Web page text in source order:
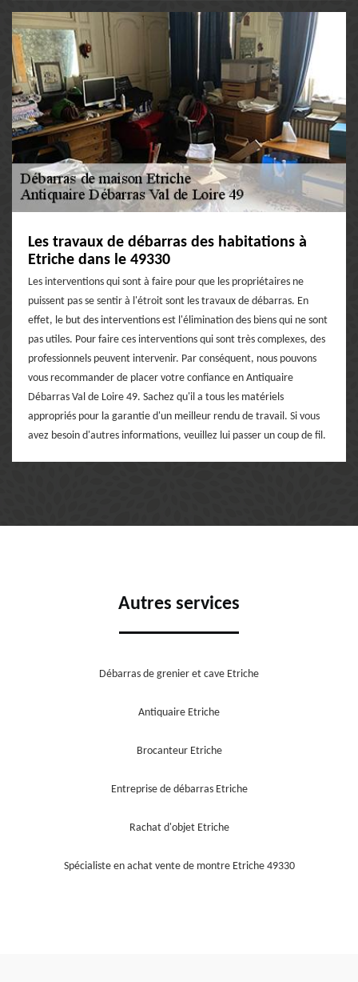
Les travaux de débarras des habitations à
Etriche dans le 49330
Les interventions qui sont à faire pour que les propriétaires ne
puissent pas se sentir à l'étroit sont les travaux de débarras. En
effet, le but des interventions est l'élimination des biens qui ne sont
pas utiles. Pour faire ces interventions qui sont très complexes, des
professionnels peuvent intervenir. Par conséquent, nous pouvons
vous recommander de placer votre confiance en Antiquaire
Débarras Val de Loire 49. Sachez qu'il a tous les matériels
appropriés pour la garantie d'un meilleur rendu de travail. Si vous
avez besoin d'autres informations, veuillez lui passer un coup de fil.
Autres services
Débarras de grenier et cave Etriche
Antiquaire Etriche
Brocanteur Etriche
Entreprise de débarras Etriche
Rachat d'objet Etriche
Spécialiste en achat vente de montre Etriche 49330